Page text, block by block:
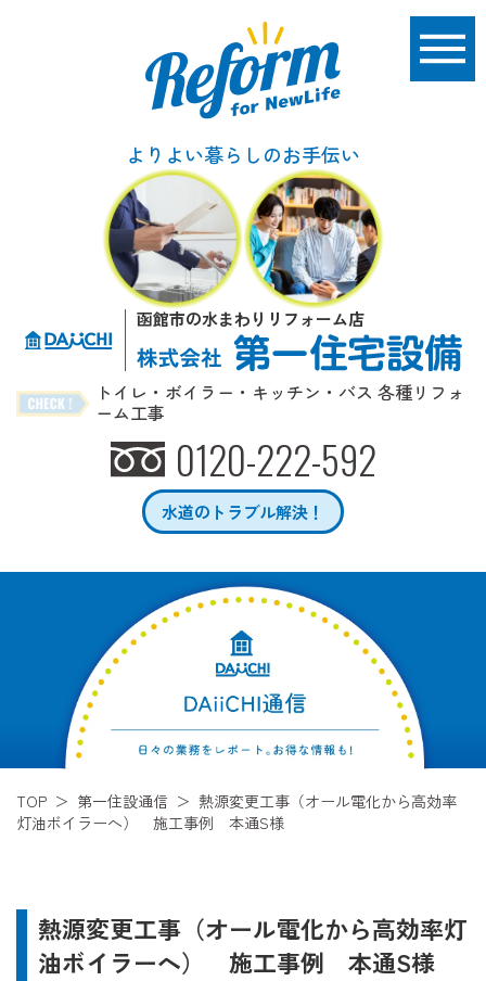
よりよい暮らしのお手伝い
函館市の水まわりリフォーム店
トイレ・ボイラー・キッチン・バス 各種リフォ
ーム工事
0120-222-592
水道のトラブル解決！
TOP 第一住設通信
熱源変更工事（オール電化から高効率
灯油ボイラーへ） 施工事例 本通S様
熱源変更工事（オール電化から高効率灯
油ボイラーへ） 施工事例 本通S様